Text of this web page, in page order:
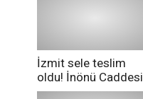
İzmit sele teslim
oldu! İnönü Caddesi
göle döndü!